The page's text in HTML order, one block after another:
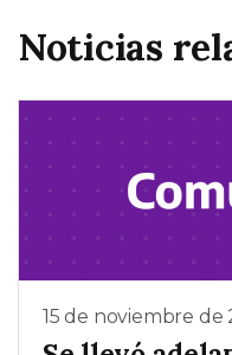
Noticias
15 de noviembre de